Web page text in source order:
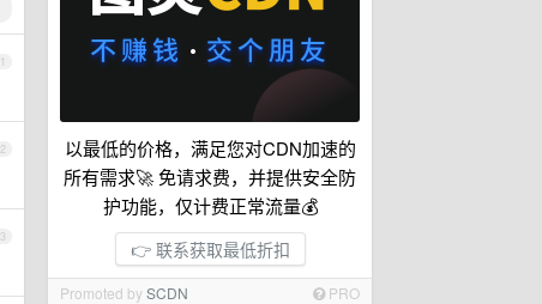
以最低的价格，满足您对CDN加速的
所有需求🚀 免请求费，并提供安全防
护功能，仅计费正常流量💰
👉 联系获取最低折扣
Promoted bySCDN PRO
1
2
3